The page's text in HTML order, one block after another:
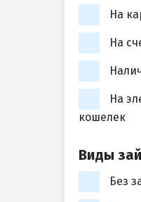
На
На
На
кошелек
Виды
Без